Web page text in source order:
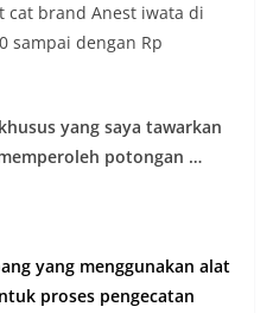
cat brand Anest iwata di
sampai dengan Rp
yang saya tawarkan
potongan …
yang menggunakan alat
proses pengecatan